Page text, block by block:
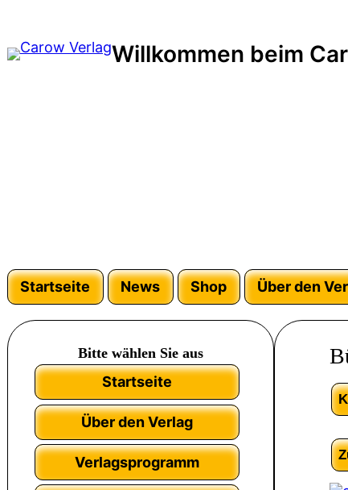
Willkommen beim
Startseite News Shop Über den
Bitte wählen Sie aus
Startseite
Über den Verlag
Verlagsprogramm